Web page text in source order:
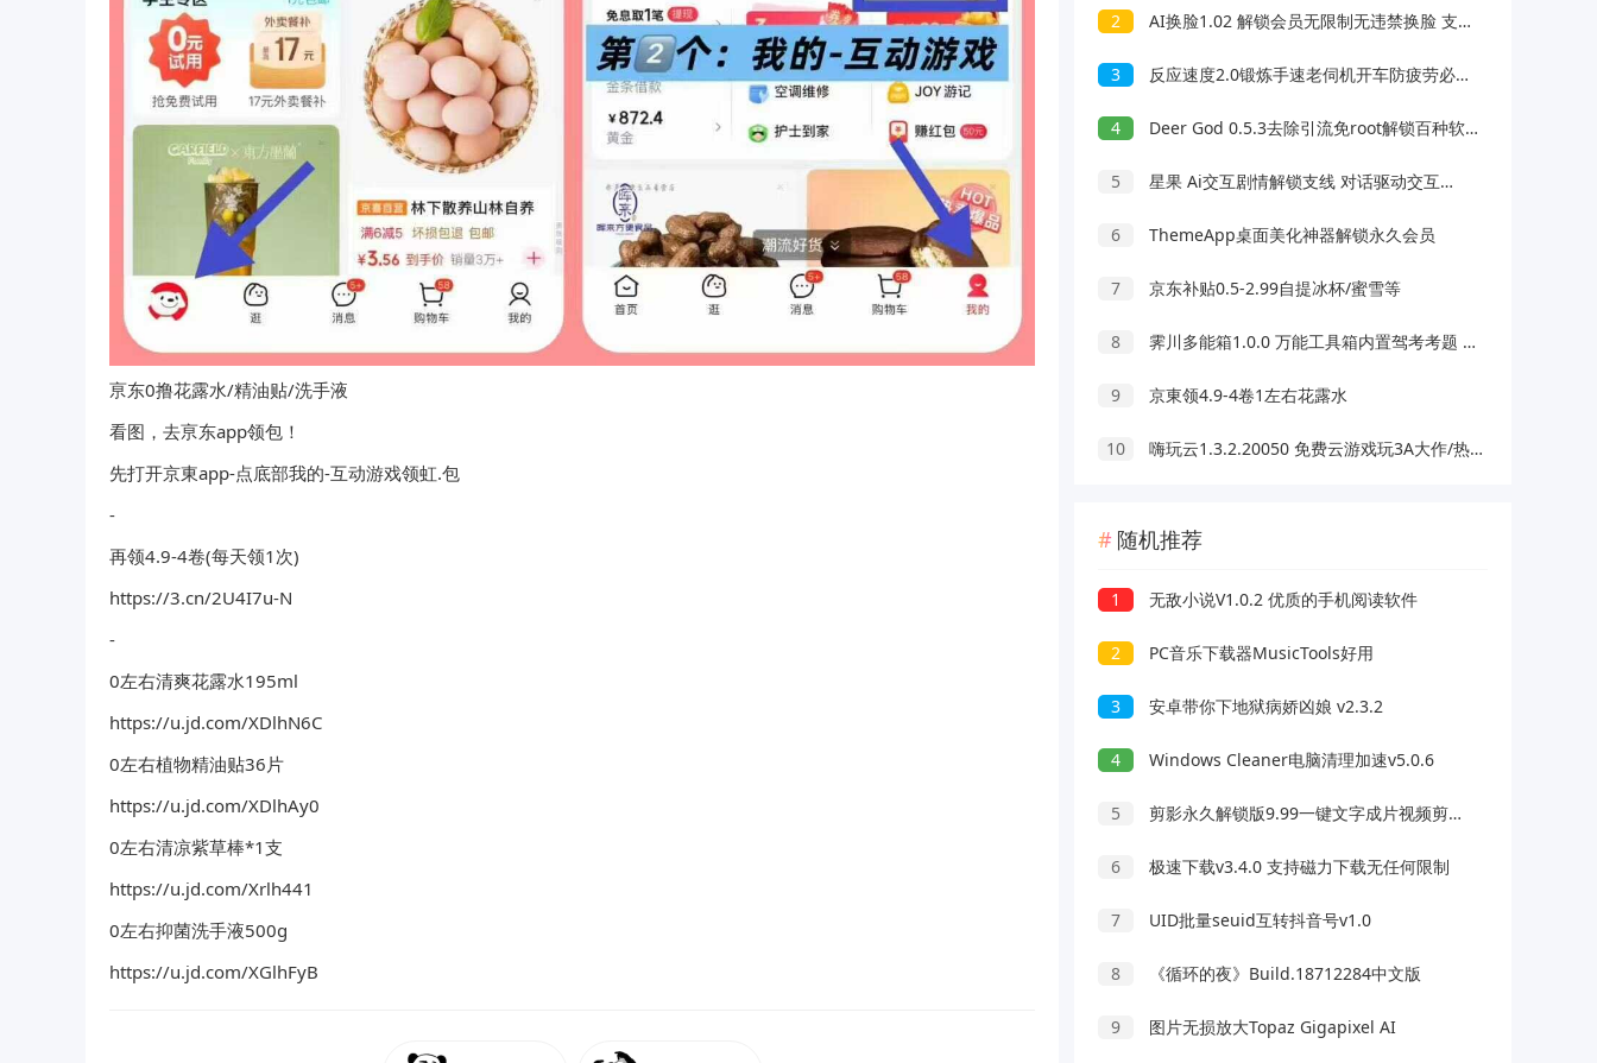
亰东0撸花露水/精油贴/洗手液
看图，去亰东app领包！
先打开京東app-点底部我的-互动游戏领虹.包
-
再领4.9-4卷(每天领1次)
https://3.cn/2U4I7u-N
-
0左右清爽花露水195ml
https://u.jd.com/XDlhN6C
0左右植物精油贴36片
https://u.jd.com/XDlhAy0
0左右清凉紫草棒*1支
https://u.jd.com/Xrlh441
0左右抑菌洗手液500g
https://u.jd.com/XGlhFyB
2 AI换脸1.02 解锁会员无限制无违禁换脸 支持照片/视频
3 反应速度2.0锻炼手速老伺机开车防疲劳必备
4 Deer God 0.5.3去除引流免root解锁百种软件会员
5 星果 Ai交互剧情解锁支线 对话驱动交互故事剧情
6 ThemeApp桌面美化神器解锁永久会员
7 京东补贴0.5-2.99自提冰杯/蜜雪等
8 霁川多能箱1.0.0 万能工具箱内置驾考考题 去水印等功能
9 京東领4.9-4卷1左右花露水
10 嗨玩云1.3.2.20050 免费云游戏玩3A大作/热门游戏 无延迟免下载
随机推荐
1 无敌小说V1.0.2 优质的手机阅读软件
2 PC音乐下载器MusicTools好用
3 安卓带你下地狱病娇凶娘 v2.3.2
4 Windows Cleaner电脑清理加速v5.0.6
5 剪影永久解锁版9.99一键文字成片视频剪辑神器
6 极速下载v3.4.0 支持磁力下载无任何限制
7 UID批量seuid互转抖音号v1.0
8 《循环的夜》Build.18712284中文版
9 图片无损放大Topaz Gigapixel AI